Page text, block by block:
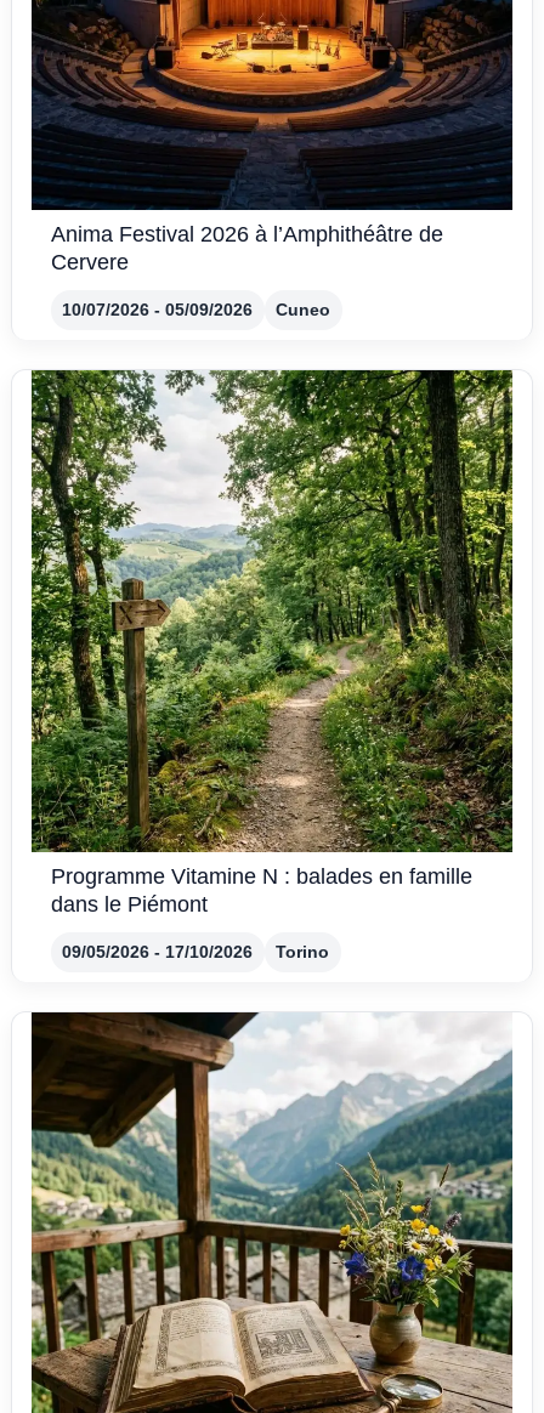
Anima Festival 2026 à l’Amphithéâtre de
Cervere
10/07/2026 - 05/09/2026 Cuneo
Programme Vitamine N : balades en famille
dans le Piémont
09/05/2026 - 17/10/2026 Torino